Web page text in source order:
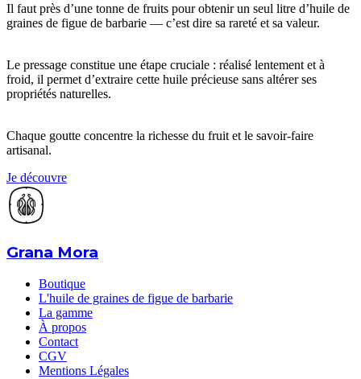
Il faut près d’une tonne de fruits pour obtenir un seul litre d’huile de
graines de figue de barbarie — c’est dire sa rareté et sa valeur.
Le pressage constitue une étape cruciale : réalisé lentement et à
froid, il permet d’extraire cette huile précieuse sans altérer ses
propriétés naturelles.
Chaque goutte concentre la richesse du fruit et le savoir-faire
artisanal.
Je découvre
Grana Mora
Boutique
L'huile de graines de figue de barbarie
La gamme
À propos
Contact
CGV
Mentions Légales